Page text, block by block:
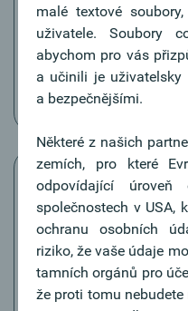
„Přehled obratů“
(označené
posledních 365 dní.
V „otevřených
nebo jiném
malé textové
uživatele. Soubory
abychom pro vás
a učinili je uživatelsky
a bezpečnějšími.
Některé z našich
zemích, pro které
odpovídající
společnostech v USA,
ochranu osobních
riziko, že vaše údaje
tamních orgánů pro
že proti tomu